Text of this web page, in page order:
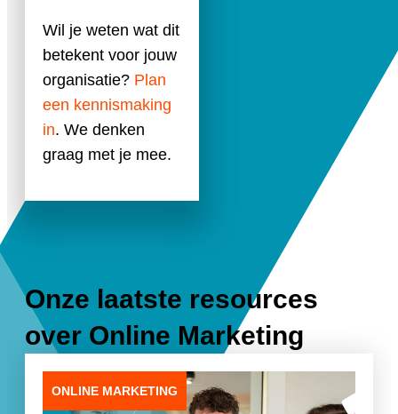
Wil je weten wat dit
betekent voor jouw
organisatie? Plan
een kennismaking
in. We denken
graag met je mee.
Onze laatste resources
over Online Marketing
ONLINE MARKETING